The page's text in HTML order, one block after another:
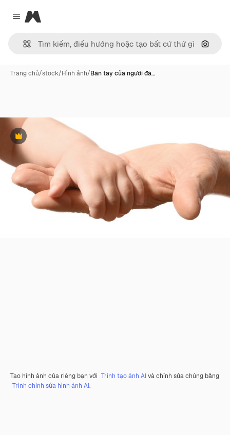
Close menu
Magnific
Tìm
Trang chủ/stock/Hình ảnh/Bàn tay của người đà…
Phần thưởng
Tạo hình ảnh của riêng bạn với Trình tạo ảnh AIvà chỉnh sửa chúng bằng
Trình chỉnh sửa hình ảnh AI.